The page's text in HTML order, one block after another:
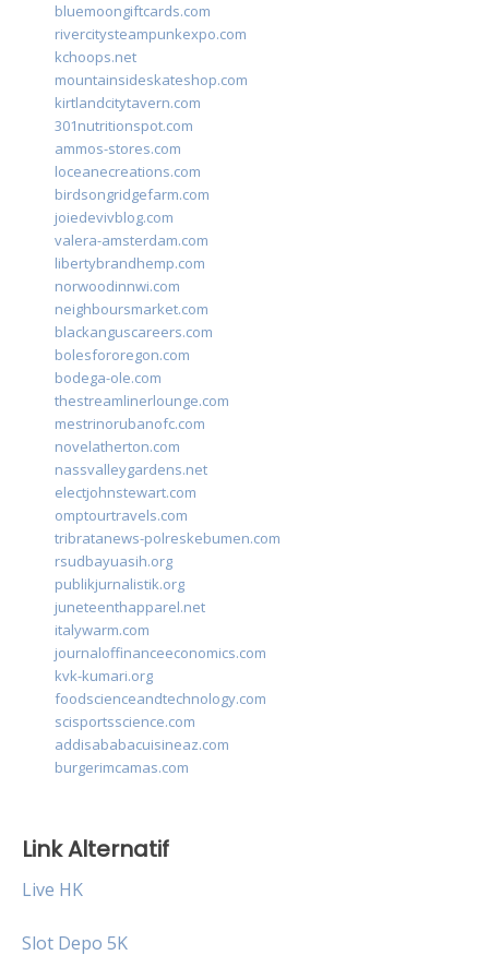
bluemoongiftcards.com
rivercitysteampunkexpo.com
kchoops.net
mountainsideskateshop.com
kirtlandcitytavern.com
301nutritionspot.com
ammos-stores.com
loceanecreations.com
birdsongridgefarm.com
joiedevivblog.com
valera-amsterdam.com
libertybrandhemp.com
norwoodinnwi.com
neighboursmarket.com
blackanguscareers.com
bolesfororegon.com
bodega-ole.com
thestreamlinerlounge.com
mestrinorubanofc.com
novelatherton.com
nassvalleygardens.net
electjohnstewart.com
omptourtravels.com
tribratanews-polreskebumen.com
rsudbayuasih.org
publikjurnalistik.org
juneteenthapparel.net
italywarm.com
journaloffinanceeconomics.com
kvk-kumari.org
foodscienceandtechnology.com
scisportsscience.com
addisababacuisineaz.com
burgerimcamas.com
Link Alternatif
Live HK
Slot Depo 5K